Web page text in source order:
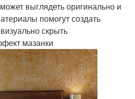
выглядеть оригинально и
помогут создать
скрыть
мазанки